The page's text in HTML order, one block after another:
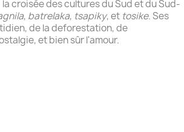
croisée des cultures du Sud et du Sud-
, batrelaka, tsapiky, et tosike. Ses
de la deforestation, de
et bien sûr l'amour.